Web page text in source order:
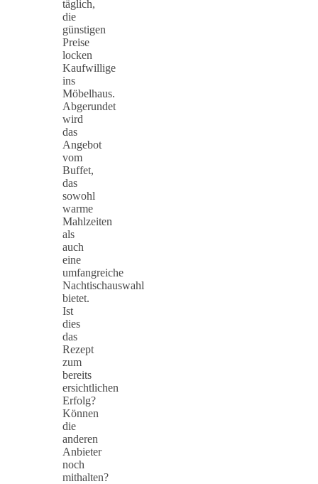
täglich,
die
günstigen
Preise
locken
Kaufwillige
ins
Möbelhaus.
Abgerundet
wird
das
Angebot
vom
Buffet,
das
sowohl
warme
Mahlzeiten
als
auch
eine
umfangreiche
Nachtischauswahl
bietet.
Ist
dies
das
Rezept
zum
bereits
ersichtlichen
Erfolg?
Können
die
anderen
Anbieter
noch
mithalten?